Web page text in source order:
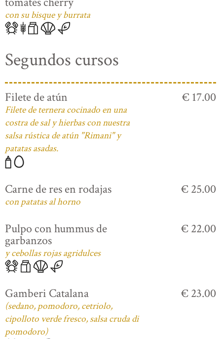
con su bisque y burrata
Segundos cursos
Filete de atún
Filete de ternera cocinado en una
costra de sal y hierbas con nuestra
salsa rústica de atún "Rimani" y
patatas asadas.
€ 17.00
Carne de res en rodajas
con patatas al horno
€ 25.00
Pulpo con hummus de
garbanzos
y cebollas rojas agridulces
€ 22.00
Gamberi Catalana
(sedano, pomodoro, cetriolo,
cipolloto verde fresco, salsa cruda di
pomodoro)
€ 23.00